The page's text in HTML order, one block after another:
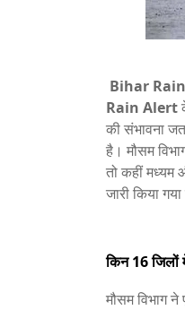
Bihar
Rain Alert
की संभावना
है। मौसम
तो कहीं मध्यम
जारी किया
किन 16 जिलों
मौसम विभाग ने